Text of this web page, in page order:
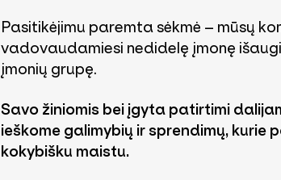
Pasitikėjimu paremta sėkmė – mūsų
vadovaudamiesi nedidelę įmonę
įmonių grupę.
Savo žiniomis bei įgyta patirtimi
ieškome galimybių ir sprendimų, kurie
kokybišku maistu.